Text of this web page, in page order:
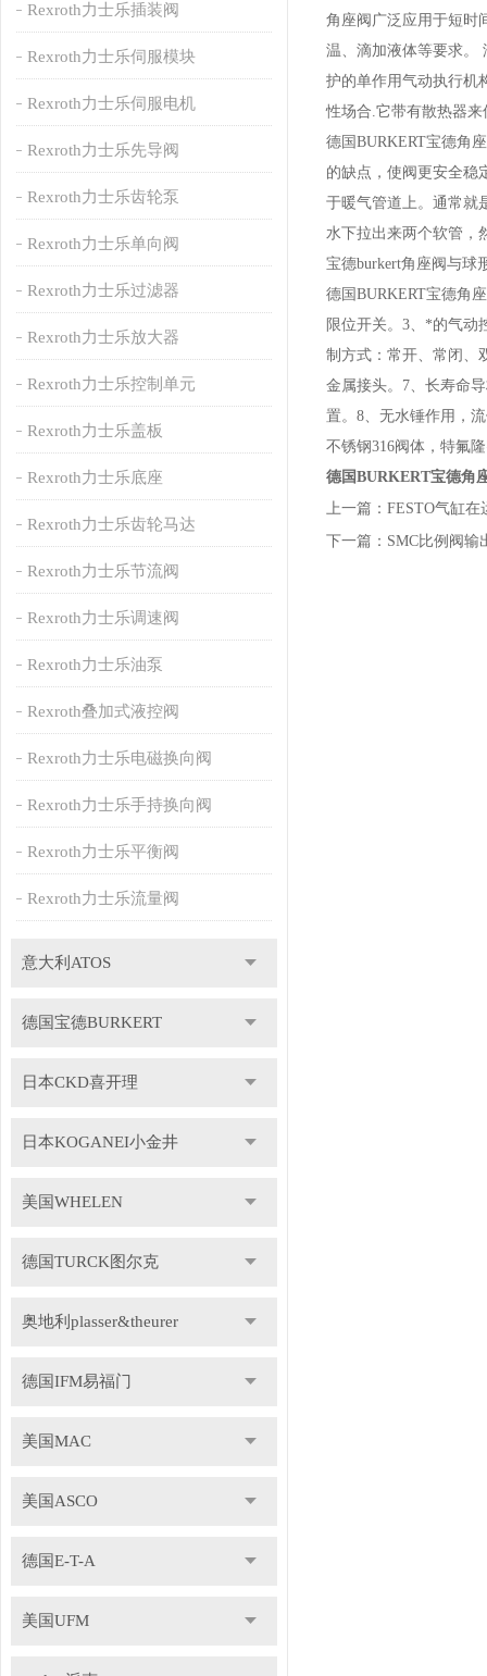
Rexroth力士乐插装阀
Rexroth力士乐伺服模块
Rexroth力士乐伺服电机
Rexroth力士乐先导阀
Rexroth力士乐齿轮泵
Rexroth力士乐单向阀
Rexroth力士乐过滤器
Rexroth力士乐放大器
Rexroth力士乐控制单元
Rexroth力士乐盖板
Rexroth力士乐底座
Rexroth力士乐齿轮马达
Rexroth力士乐节流阀
Rexroth力士乐调速阀
Rexroth力士乐油泵
Rexroth叠加式液控阀
Rexroth力士乐电磁换向阀
Rexroth力士乐手持换向阀
Rexroth力士乐平衡阀
Rexroth力士乐流量阀
意大利ATOS
德国宝德BURKERT
日本CKD喜开理
日本KOGANEI小金井
美国WHELEN
德国TURCK图尔克
奥地利plasser&theurer
德国IFM易福门
美国MAC
美国ASCO
德国E-T-A
美国UFM
角座阀广泛应用于短时
温、滴加液体等要求。
护的单作用气动执行机
性场合.它带有散热器
德国BURKERT宝德角
的缺点，使阀更安全稳
于暖气管道上。通常就
水下拉出来两个软管，
宝德burkert角座阀与球
德国BURKERT宝德角
限位开关。3、*的气动
制方式：常开、常闭、
金属接头。7、长寿命
置。8、无水锤作用，
不锈钢316阀体，特氟
德国BURKERT宝德角
上一篇： FESTO气缸在
下一篇： SMC比例阀输